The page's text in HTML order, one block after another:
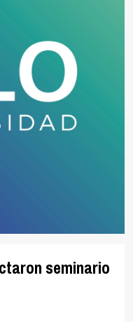
seminario